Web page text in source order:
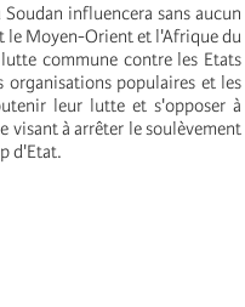
influencera sans aucun
le Moyen-Orient et l'Afrique du
commune contre les Etats
organisations populaires et les
leur lutte et s'opposer à
à arrêter le soulèvement
d'Etat.